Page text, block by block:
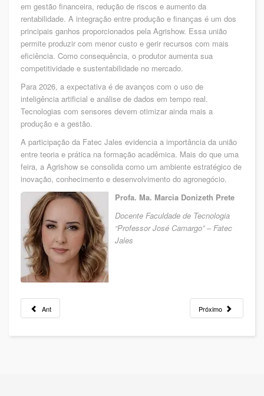
em gestão financeira, redução de riscos e aumento da
rentabilidade. A integração entre produção e finanças é um dos
principais ganhos proporcionados pela Agrishow. Essa união
permite produzir com menor custo e gerir recursos com mais
eficiência. Como consequência, o produtor aumenta sua
competitividade e sustentabilidade no mercado.
Para 2026, a expectativa é de avanços com o uso de
inteligência artificial e análise de dados em tempo real.
Tecnologias com sensores devem otimizar ainda mais a
produção e a gestão.
A participação da Fatec Jales evidencia a importância da união
entre teoria e prática na formação acadêmica. Mais do que uma
feira, a Agrishow se consolida como um ambiente estratégico de
inovação, conhecimento e desenvolvimento do agronegócio.
Profa. Ma. Marcia Donizeth Prete
Docente Faculdade de Tecnologia
“Professor José Camargo” – Fatec
Jales
Ant Próximo